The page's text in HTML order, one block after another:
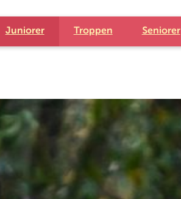
Juniorer Troppen Seniorer